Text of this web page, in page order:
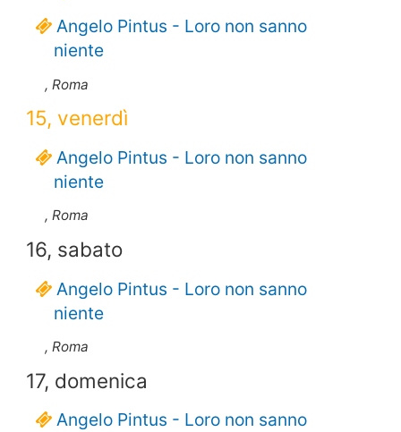
Angelo Pintus - Loro non sanno
niente
, Roma
15, venerdì
Angelo Pintus - Loro non sanno
niente
, Roma
16, sabato
Angelo Pintus - Loro non sanno
niente
, Roma
17, domenica
Angelo Pintus - Loro non sanno